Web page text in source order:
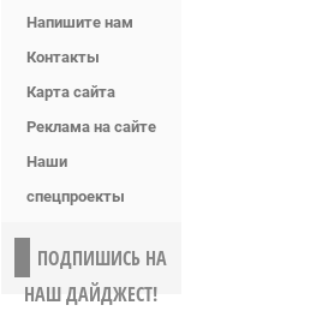
Напишите нам
Контакты
Карта сайта
Реклама на сайте
Наши
спецпроекты
ПОДПИШИСЬ НА
НАШ ДАЙДЖЕСТ!